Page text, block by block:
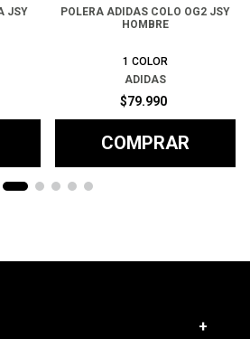
JSY
POLERA ADIDAS COLO OG2 JSY
HOMBRE
1 COLOR
ADIDAS
$79.990
COMPRAR
+